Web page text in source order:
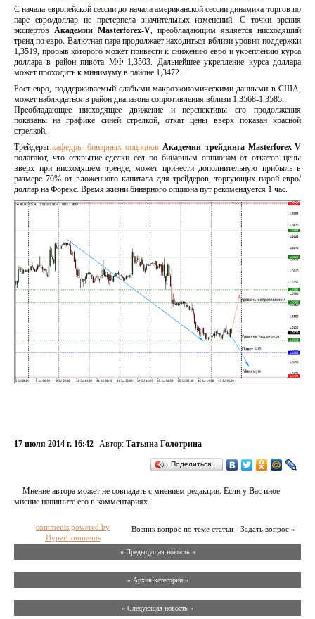
С начала европейской сессии до начала американской сессии динамика торгов по
паре евро/доллар не претерпела значительных изменений. С точки зрения
экспертов Академии Masterforex-V, преобладающим является нисходящий
тренд по евро. Валютная пара продолжает находиться вблизи уровня поддержки
1,3519, прорыв которого может привести к снижению евро и укреплению курса
доллара в район пивота МФ 1,3503. Дальнейшее укрепление курса доллара
может проходить к минимуму в районе 1,3472.
Рост евро, поддерживаемый слабыми макроэкономическими данными в США,
может наблюдаться в район диапазона сопротивления вблизи 1,3568-1,3585.
Преобладающее нисходящее движение и перспективы его продолжения
показаны на графике синей стрелкой, откат цены вверх показан красной
стрелкой.
Трейдерыкафедры бинарных опционов Академии трейдингаMasterforex-V
полагают, что открытие сделки сел по бинарным опционам от откатов цены
вверх при нисходящем тренде, может принести дополнительную прибыль в
размере 70% от вложенного капитала для трейдеров, торгующих парой евро/
доллар на Форекс. Время жизни бинарного опциона пут рекомендуется 1 час.
17 июля 2014 г. 16:42 Автор: Татьяна Голотрина
Поделиться…
Мнение автора может не совпадать с мнением редакции. Если у Вас иное
мнение напишите его в комментариях.
Возник вопрос по теме статьи - Задать вопрос »
comments powered by
HyperComments
« Предыдущая новость «
» Архив категории «
» Следующая новость »